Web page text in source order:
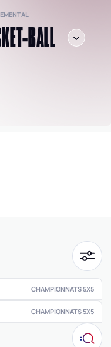
BALL
CHAMPIONNATS 5X5
CHAMPIONNATS 5X5